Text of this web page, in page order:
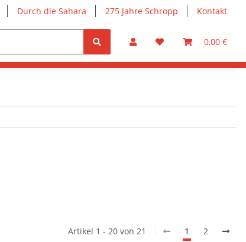
Durch die Sahara 275 Jahre Schropp Kontakt
0,00 €
Artikel 1 - 20 von 21 1 2